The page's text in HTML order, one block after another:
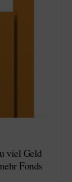
viel Geld
Fonds